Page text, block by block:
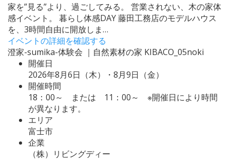
家を”見る”より、過ごしてみる。 営業されない、木の家体
感イベント。 暮らし体感DAY 藤田工務店のモデルハウス
を、3時間自由に開放しま…
イベントの詳細を確認する
澄家-sumika-体験会 ｜自然素材の家 KIBACO_05noki
開催日
2026年8月6日（木）・8月9日（金）
開催時間
18：00～ または 11：00～ ※開催日により時間
が異なります。
エリア
富士市
企業
（株）リビングディー